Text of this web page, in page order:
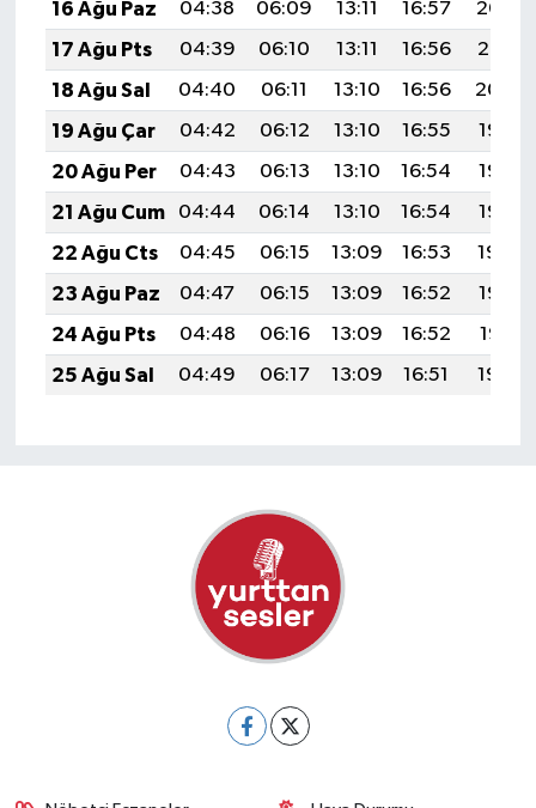
16 Ağu Paz
04:38 06:09 13:11 16:57
20:02
17 Ağu Pts
04:39 06:10 13:11 16:56
20:01
18 Ağu Sal
04:40 06:11 13:10 16:56
20:00
19 Ağu Çar
04:42 06:12 13:10 16:55
19:58
20 Ağu Per
04:43 06:13 13:10 16:54
19:57
21 Ağu Cum
04:44 06:14 13:10 16:54
19:56
22 Ağu Cts
04:45 06:15 13:09 16:53
19:54
23 Ağu Paz
04:47 06:15 13:09 16:52
19:53
24 Ağu Pts
04:48 06:16 13:09 16:52
19:51
25 Ağu Sal
04:49 06:17 13:09 16:51 19:50